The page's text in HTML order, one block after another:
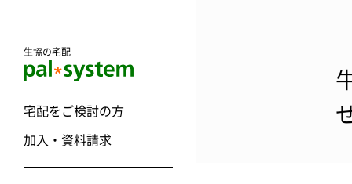
生協の宅配
宅配をご検討の方
加入・資料請求